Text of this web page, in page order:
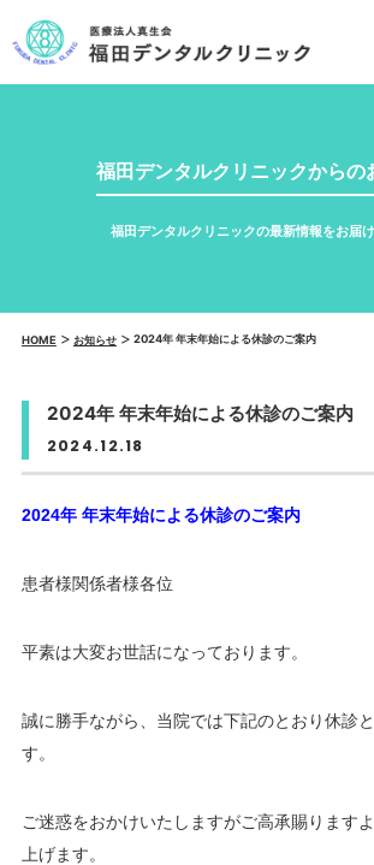
福田デンタルクリニックからの
福田デンタルクリニックの最新情報をお届け
HOME お知らせ 2024年 年末年始による休診のご案内
2024年 年末年始による休診のご案内
2024.12.18
2024年 年末年始による休診のご案内
患者様関係者様各位
平素は大変お世話になっております。
誠に勝手ながら、当院では下記のとおり休診
す。
ご迷惑をおかけいたしますがご高承賜ります
上げます。